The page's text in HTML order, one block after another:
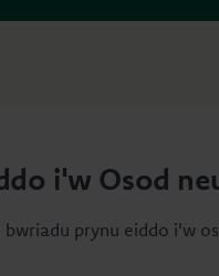
i'w Osod
bwriadu prynu eiddo i'w